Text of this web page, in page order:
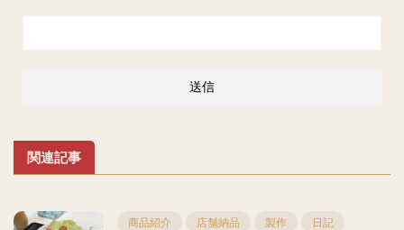
関連記事
商品紹介 店舗納品 製作 日記